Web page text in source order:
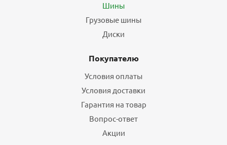
Шины
Грузовые шины
Диски
Покупателю
Условия оплаты
Условия доставки
Гарантия на товар
Вопрос-ответ
Акции